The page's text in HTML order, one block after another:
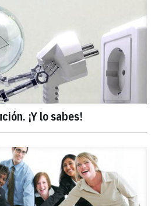
¡Y lo sabes!